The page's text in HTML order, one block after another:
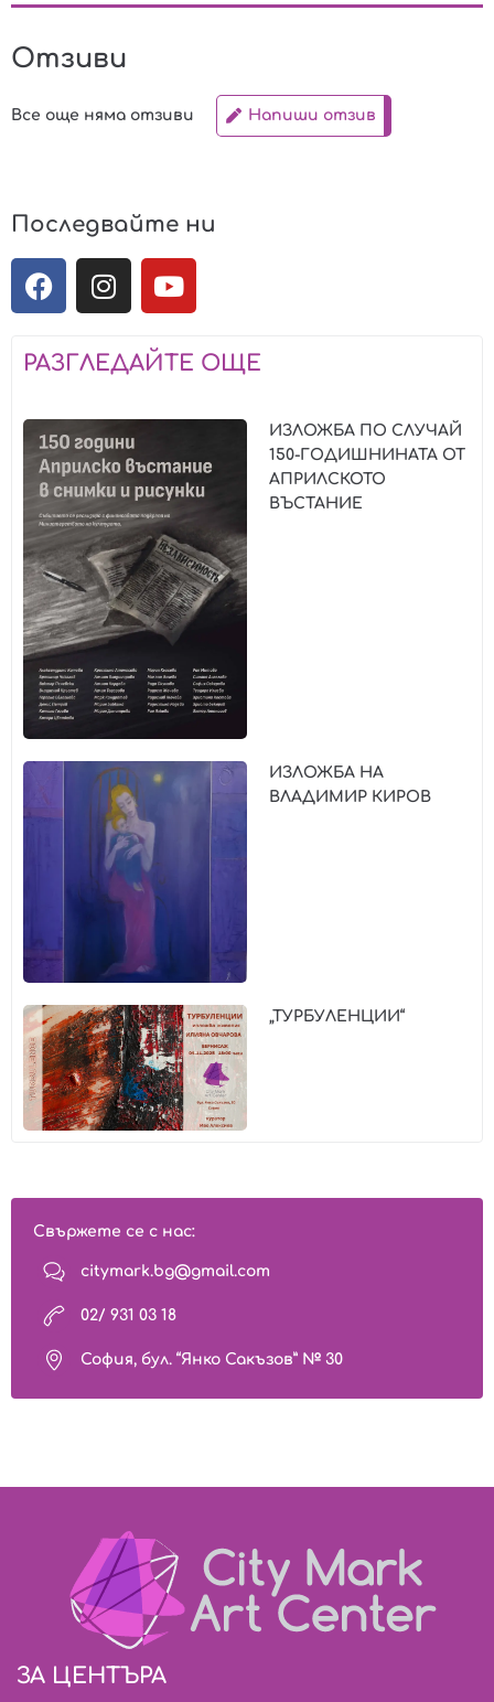
Отзиви
Все още няма отзиви Напиши отзив
Последвайте ни
РАЗГЛЕДАЙТЕ ОЩЕ
ИЗЛОЖБА ПО СЛУЧАЙ
150-ГОДИШНИНАТА ОТ
АПРИЛСКОТО
ВЪСТАНИЕ
ИЗЛОЖБА НА
ВЛАДИМИР КИРОВ
„ТУРБУЛЕНЦИИ“
Свържете се с нас:
citymark.bg@gmail.com
02/ 931 03 18
София, бул. “Янко Сакъзов” № 30
ЗА ЦЕНТЪРА